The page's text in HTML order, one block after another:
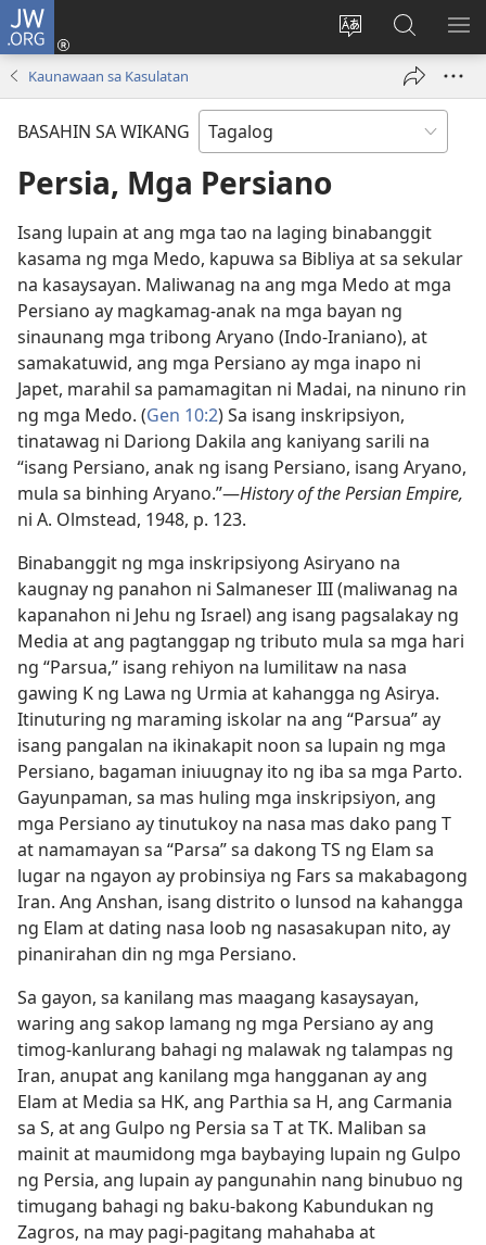
JW.ORG
Baguhin
ng
Mag-
log
bubukas
window)
sa
JW.ORG
Kaunawaan sa Kasulatan
BASAHIN SA WIKANG
Persia, Mga Persiano
Isang lupain at ang mga tao na laging binabanggit
kasama ng mga Medo, kapuwa sa Bibliya at sa sekular
na kasaysayan. Maliwanag na ang mga Medo at mga
Persiano ay magkamag-anak na mga bayan ng
sinaunang mga tribong Aryano (Indo-Iraniano), at
samakatuwid, ang mga Persiano ay mga inapo ni
Japet, marahil sa pamamagitan ni Madai, na ninuno rin
ng mga Medo. (Gen 10:2) Sa isang inskripsiyon,
tinatawag ni Dariong Dakila ang kaniyang sarili na
“isang Persiano, anak ng isang Persiano, isang Aryano,
mula sa binhing Aryano.”​—History of the Persian Empire,
ni A. Olmstead, 1948, p. 123.
Binabanggit ng mga inskripsiyong Asiryano na
kaugnay ng panahon ni Salmaneser III (maliwanag na
kapanahon ni Jehu ng Israel) ang isang pagsalakay ng
Media at ang pagtanggap ng tributo mula sa mga hari
ng “Parsua,” isang rehiyon na lumilitaw na nasa
gawing K ng Lawa ng Urmia at kahangga ng Asirya.
Itinuturing ng maraming iskolar na ang “Parsua” ay
isang pangalan na ikinakapit noon sa lupain ng mga
Persiano, bagaman iniuugnay ito ng iba sa mga Parto.
Gayunpaman, sa mas huling mga inskripsiyon, ang
mga Persiano ay tinutukoy na nasa mas dako pang T
at namamayan sa “Parsa” sa dakong TS ng Elam sa
lugar na ngayon ay probinsiya ng Fars sa makabagong
Iran. Ang Anshan, isang distrito o lunsod na kahangga
ng Elam at dating nasa loob ng nasasakupan nito, ay
pinanirahan din ng mga Persiano.
Sa gayon, sa kanilang mas maagang kasaysayan,
waring ang sakop lamang ng mga Persiano ay ang
timog-kanlurang bahagi ng malawak ng talampas ng
Iran, anupat ang kanilang mga hangganan ay ang
Elam at Media sa HK, ang Parthia sa H, ang Carmania
sa S, at ang Gulpo ng Persia sa T at TK. Maliban sa
mainit at maumidong mga baybaying lupain ng Gulpo
ng Persia, ang lupain ay pangunahin nang binubuo ng
timugang bahagi ng baku-bakong Kabundukan ng
Zagros, na may pagi-pagitang mahahaba at